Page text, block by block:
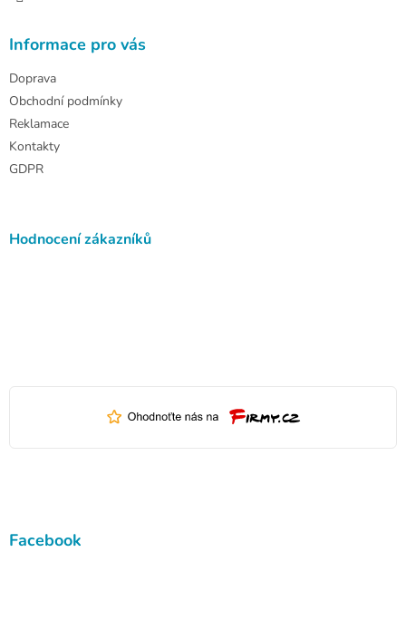
Informace pro vás
Doprava
Obchodní podmínky
Reklamace
Kontakty
GDPR
Hodnocení zákazníků
Facebook